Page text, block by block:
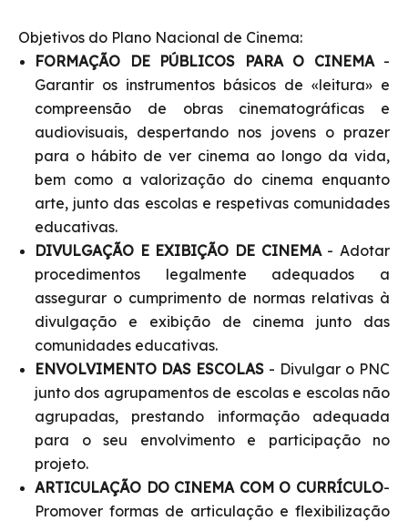
Objetivos do Plano Nacional de Cinema:
FORMAÇÃO DE PÚBLICOS PARA O CINEMA-
Garantir os instrumentos básicos de «leitura» e
compreensão de obras cinematográficas e
audiovisuais, despertando nos jovens o prazer
para o hábito de ver cinema ao longo da vida,
bem como a valorização do cinema enquanto
arte, junto das escolas e respetivas comunidades
educativas.
DIVULGAÇÃO E EXIBIÇÃO DE CINEMA- Adotar
procedimentos legalmente adequados a
assegurar o cumprimento de normas relativas à
divulgação e exibição de cinema junto das
comunidades educativas.
ENVOLVIMENTO DAS ESCOLAS - Divulgar o PNC
junto dos agrupamentos de escolas e escolas não
agrupadas, prestando informação adequada
para o seu envolvimento e participação no
projeto.
ARTICULAÇÃO DO CINEMA COM O CURRÍCULO-
Promover formas de articulação e flexibilização